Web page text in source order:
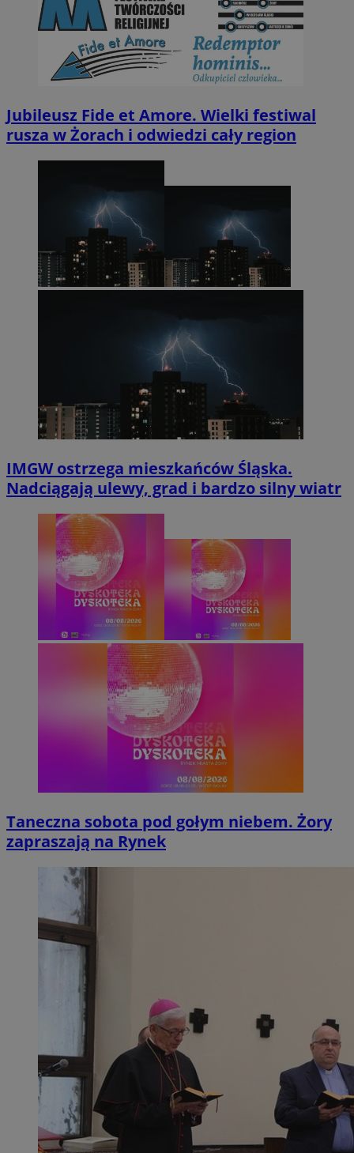
Jubileusz Fide et Amore. Wielki festiwal
rusza w Żorach i odwiedzi cały region
IMGW ostrzega mieszkańców Śląska.
Nadciągają ulewy, grad i bardzo silny wiatr
Taneczna sobota pod gołym niebem. Żory
zapraszają na Rynek